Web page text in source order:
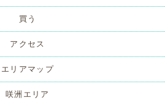
買う
アクセス
エリアマップ
咲洲エリア